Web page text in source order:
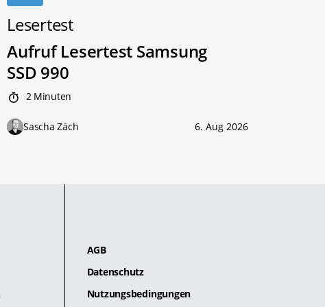
Lesertest
Aufruf Lesertest Samsung
SSD 990
2 Minuten
Sascha Zäch 6. Aug 2026
AGB
Datenschutz
Nutzungsbedingungen